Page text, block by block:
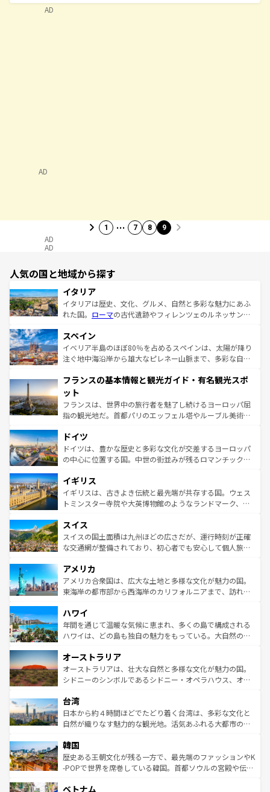
AD
1 … 7 8 9
AD
AD
人気の国と地域から探す
イタリア
イタリアは歴史、文化、グルメ、自然と多彩な魅力にあふ
れた国。 ローマの古代遺跡やフィレンツェのルネッサンス
ろん、トスカーナの美しい田園風景やアマルフィ海岸の絶
景など、自然景観も見逃せない。観光の合間には、本場の
ピザやパスタなど、絶品のイタリア料理を堪能することも
ませてくれるイタリアで、忘れられない旅をしてみよう！
なお、新着のイタリア情報は
しい。
スペイン
イベリア半島のほぼ80％を占めるスペインは、太陽が降り
注ぐ地中海沿岸から雄大なピレネー山脈まで、多彩な自然
文化が根付くこの国では、情熱的なフラメンコ、熱気あふ
れる闘牛、そして美味しいタパスが生活の一部となってい
る。首都マドリードの洗練された雰囲気や、バルセロナの
アートに溢れた街角から、地方では古代ローマ遺跡や中世
せる。地方によって風土や気候が異なるスペインはその個
性で訪れる人を魅了する。 なお、新着のスペイン情報は コ
ンテンツ一覧を参照してほしい。
フランスの基本情報と観光ガイド・有名観光スポ
ット
フランスは、世界中の旅行者を魅了し続けるヨーロッパ屈
指の観光地だ。首都パリのエッフェル塔やルーブル美術館
で、幅広い魅力が詰まっている。華麗な宮殿、歴史的な大
聖堂、美しいビーチ、そして豊かな自然が、訪れる者を心
から魅了する。また、フランスは美食の国としても知ら
いる。シャンパンの発祥地であるランス、プロヴァンスの
香り高いラベンダー畑など、多彩な楽しみ方が可能だ。さ
らに、パリ以外の地域にも魅力が溢れており、どの街角に
れる地方に足を運ぶとそれぞれで全く異なる文化を体験で
きるだろう。 なお、新着のフランス情報はコンテンツ一覧
を参照してほしい。
ドイツ
ドイツは、豊かな歴史と多彩な文化が交差するヨーロッパ
の中心に位置する国。中世の街並みが残るロマンチック街
顔を持つこの国は、どこを歩いても飽きることがない。ベ
ルリンの文化的活気、バイエルン州のアルプスの絶景、そ
してライン川沿いのワイン畑といった風景は必見。ビール
は、お酒好きな人にはぜひ体験してほしい。 なお、新着の
ドイツ情報はコンテンツ一覧を参照してほしい。
イギリス
イギリスは、古きよき伝統と最先端が共存する国。ウェス
トミンスター寺院や大英博物館のようなランドマーク、歴
リアごとに異なる魅力がある。また、優雅なアフタヌーン
ティー、ビール好きにはたまらない英国パブ、サッカー観
戦など、本場だからこそできる体験も豊富。イギリスを旅
ンツ一覧を参照してほしい。
スイス
スイスの国土面積は九州ほどの広さだが、運行時刻が正確
な交通網が整備されており、初心者でも安心して個人旅行
の建物がそのまま残る町や、スイスならではのユニークな
博物館もあり、アルプス観光だけでなく町歩きも満喫する
ことができる。国民の所得が高いため物価も高いが、旅行
ば市内交通費無料で観光を楽しむこともできる。 なお、新
着のスイス情報はコンテンツ一覧 を参照してほしい。
アメリカ
アメリカ合衆国は、広大な土地と多様な文化が魅力の国。
東海岸の都市部から西海岸のカリフォルニアまで、訪れる
のような巨大都市は、観光、ショッピング、エンターテイ
ンメントが詰まった刺激的なスポットだ。一方、アメリカ
西部には大自然が広がり、グランドキャニオンやイエロー
部のニューオーリンズでは、音楽と美食が融合した独特の
文化が魅力。旅行者はアメリカの各地域で異なる魅力を楽
しみながら、その多様性と豊かな歴史を感じることができ
ならではの贅沢な旅のスタイルだ。 なお、新着のアメリカ
情報はコンテンツ一覧を参照してほしい。
ハワイ
年間を通じて温暖な気候に恵まれ、多くの島で構成される
ハワイは、どの島も独自の魅力をもっている。大自然の神
ワイ島は見逃せない。また、定番の観光地といえばオアフ
島だが、静かな自然を求めるならマウイ島やカウアイ島が
おすすめ。エメラルドグリーンに輝く海をはじめ、豊かな
れるおもてなしの心で訪れる人々を迎えてくれるハワイの
人々、おいしいローカルフードやハワイアンミュージッ
ク、伝統的なフラダンスなど、すべてがハワイの魅力を彩
ワイを、存分に味わってほしい。 なお、新着のハワイ情報
はコンテンツ一覧を参照してほしい。
オーストラリア
オーストラリアは、壮大な自然と多様な文化が魅力の国。
シドニーのシンボルであるシドニー・オペラハウス、オー
リアリーフや大陸中央部にそびえるウルル（エアーズロッ
ク）、タスマニアの美しい原生林やケアンズの熱帯雨林な
ど、見どころがたくさん。また、カフェやワイン、オージ
いる。アクティビティも充実しており、サーフィンやダイ
ビング、ハイキングなど、アウトドア好きにはたまらな
い。オーストラリアの多彩な魅力を存分に味わいつくそ
参照してほしい。
台湾
日本から約４時間ほどでたどり着く台湾は、多彩な文化と
自然が織りなす魅力的な観光地。活気あふれる大都市の台
ン）、静ひつな山岳地帯である台湾東部など、都市の喧騒
と山間の静けさが共存しており、訪れる人に新しい発見と
驚きをもたらしてくれる。また、奥深い台湾の食文化も魅
容にもいいと評判のスイーツなど、バラエティ豊かな料理
韓国
歴史ある王朝文化が残る一方で、最先端のファッションやK
-POPで世界を席巻している韓国。首都ソウルの宮殿や伝統
き、地方に足を延ばせば四季折々の自然美を楽しむことが
ベトナム
AD